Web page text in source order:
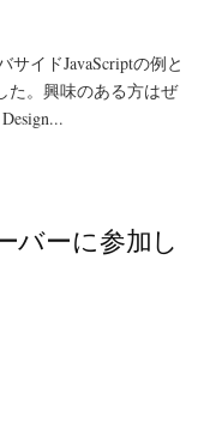
サイドJavaScriptの例と
た。興味のある方はぜ
バーに参加し